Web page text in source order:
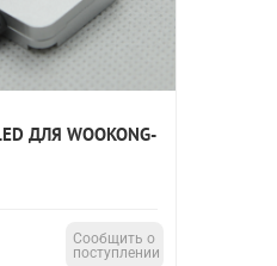
ДЛЯ WOOKONG-
Сообщить о
поступлении